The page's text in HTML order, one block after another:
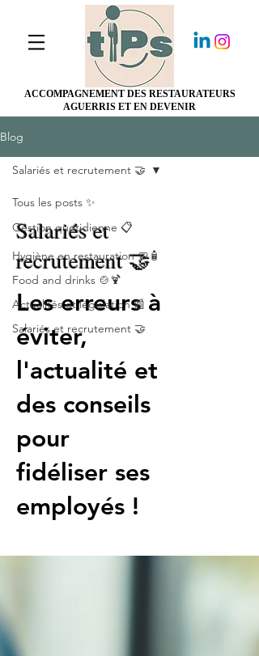
ACCOMPAGNEMENT DES RESTAURATEURS
AGUERRIS ET EN DEVENIR
Blog
Tous les posts ✨
Gestion quotidienne 📋
Hygiène en restauration 🧼🧴
Food and drinks 🍲🍹
Actualités et législation 📰
Salariés et recrutement 🤝
Salariés et recrutement 🤝
Salariés et
recrutement 🤝
Les erreurs à
éviter,
l'actualité et
des conseils
pour
fidéliser ses
employés !